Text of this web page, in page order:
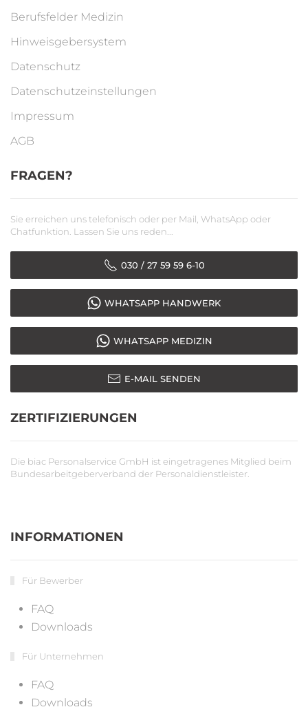
Berufsfelder Medizin
Hinweisgebersystem
Datenschutz
Datenschutzeinstellungen
Impressum
AGB
FRAGEN?
Sie erreichen uns telefonisch oder per Mail, WhatsApp oder
Chatfunktion. Lassen Sie uns reden...
030 / 27 59 59 6-10
WHATSAPP HANDWERK
WHATSAPP MEDIZIN
E-MAIL SENDEN
ZERTIFIZIERUNGEN
Die biac Personalservice GmbH ist eingetragenes Mitglied beim
Bundesarbeitgeberverband der Personaldienstleister.
INFORMATIONEN
Für Bewerber
FAQ
Downloads
Für Unternehmen
FAQ
Downloads